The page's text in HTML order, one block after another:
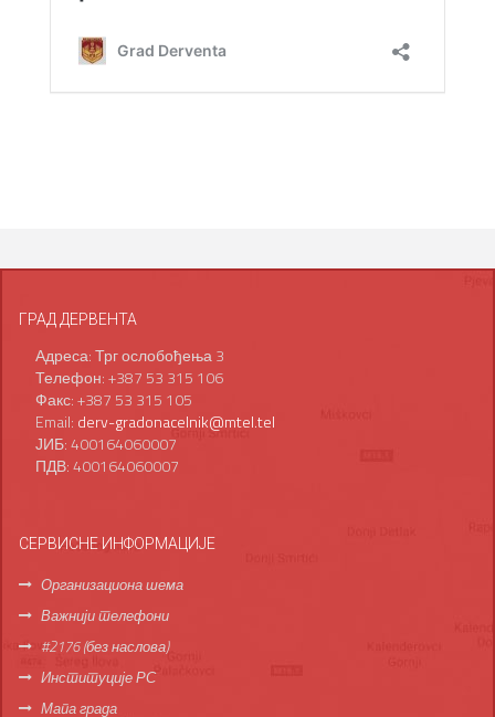
ГРАД ДЕРВЕНТА
Адреса: Трг ослобођења 3
Телефон: +387 53 315 106
Факс: +387 53 315 105
Email: derv-gradonacelnik@mtel.tel
ЈИБ: 400164060007
ПДВ: 400164060007
СЕРВИСНЕ ИНФОРМАЦИЈЕ
Организациона шема
Важнији телефони
#2176 (без наслова)
Институције РС
Мапа града